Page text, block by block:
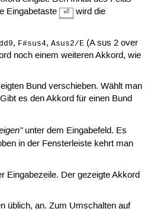
Eingabetaste ⏎
wird die
, F#sus4,Asus2/E (A sus 2 over
noch einem weiteren Akkord, wie
Bund verschieben. Wählt man
es den Akkord für einen Bund
unter dem Eingabefeld. Es
in der Fensterleiste kehrt man
Eingabezeile. Der gezeigte Akkord
üblich, an. Zum Umschalten auf